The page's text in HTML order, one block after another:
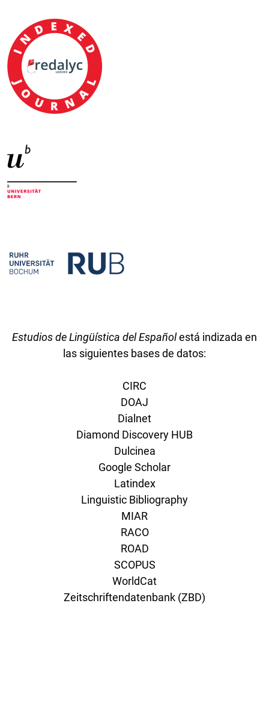
Estudios de Lingüística del Españolestá indizada en
las siguientes bases de datos:
CIRC
DOAJ
Dialnet
Diamond Discovery HUB
Dulcinea
Google Scholar
Latindex
Linguistic Bibliography
MIAR
RACO
ROAD
SCOPUS
WorldCat
Zeitschriftendatenbank (ZBD)